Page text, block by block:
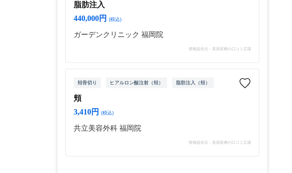
脂肪注入
440,000円
(税込)
ガーデンクリニック 福岡院
情報提供元：美容医療の口コミ広場
頬骨切り ヒアルロン酸注射（頬） 脂肪注入（頬）
頬
3,410円
(税込)
共立美容外科 福岡院
情報提供元：美容医療の口コミ広場